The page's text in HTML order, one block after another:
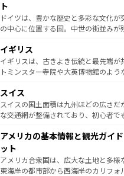
ンテンツ一覧 を参照してほしい。
聖堂、美しいビーチ、そして豊かな自
から魅了する。また、フランスは美食
れ、フランス料理はユネスコ無形文化
香り高いラベンダー畑など、多彩な楽
らに、パリ以外の地域にも魅力が溢れ
も豊かな歴史と文化が息づいている。
を参照してほしい。
ト
ドイツは、豊かな歴史と多彩な文化
の中心に位置する国。中世の街並みが
顔を持つこの国は、どこを歩いても飽
ルリンの文化的活気、バイエルン州の
してライン川沿いのワイン畑といった
は、お酒好きな人にはぜひ体験してほしい。 なお
ドイツ情報はコンテンツ一覧を参照し
イギリス
イギリスは、古きよき伝統と最先端が
トミンスター寺院や大英博物館のよう
リアごとに異なる魅力がある。また、
ティー、ビール好きにはたまらない英
戦など、本場だからこそできる体験も
ンツ一覧を参照してほしい。
スイス
スイスの国土面積は九州ほどの広さだ
な交通網が整備されており、初心者で
の建物がそのまま残る町や、スイスな
博物館もあり、アルプス観光だけでな
ことができる。国民の所得が高いため
者向けの交通パス提供のサービスもあ
アメリカの基本情報と観光ガイ
ット
アメリカ合衆国は、広大な土地と多様
東海岸の都市部から西海岸のカリフォ